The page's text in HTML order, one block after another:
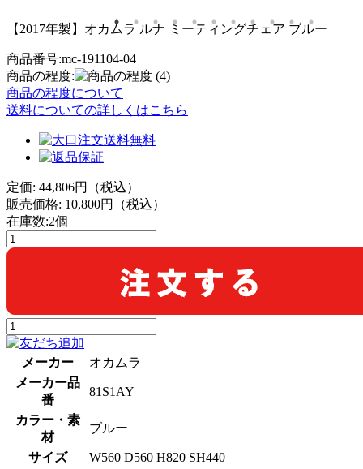
【2017年製】オカムラ ルナ ミーティングチェア ブルー
商品番号:mc-191104-04
商品の程度:
(4)
商品の程度について
送料についての詳しくはこちら
定価: 44,806円（税込）
販売価格: 10,800円（税込）
在庫数:2個
メーカー
オカムラ
メーカー品
番
81S1AY
カラー・素
材
ブルー
サイズ
W560 D560 H820 SH440